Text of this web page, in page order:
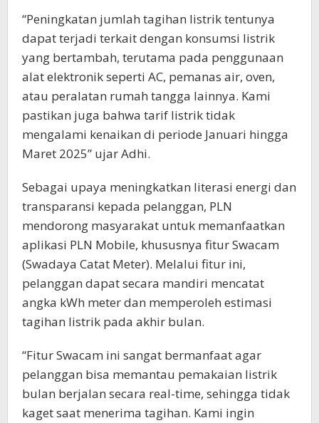
“Peningkatan jumlah tagihan listrik tentunya
dapat terjadi terkait dengan konsumsi listrik
yang bertambah, terutama pada penggunaan
alat elektronik seperti AC, pemanas air, oven,
atau peralatan rumah tangga lainnya. Kami
pastikan juga bahwa tarif listrik tidak
mengalami kenaikan di periode Januari hingga
Maret 2025” ujar Adhi.
Sebagai upaya meningkatkan literasi energi dan
transparansi kepada pelanggan, PLN
mendorong masyarakat untuk memanfaatkan
aplikasi PLN Mobile, khususnya fitur Swacam
(Swadaya Catat Meter). Melalui fitur ini,
pelanggan dapat secara mandiri mencatat
angka kWh meter dan memperoleh estimasi
tagihan listrik pada akhir bulan.
“Fitur Swacam ini sangat bermanfaat agar
pelanggan bisa memantau pemakaian listrik
bulan berjalan secara real-time, sehingga tidak
kaget saat menerima tagihan. Kami ingin